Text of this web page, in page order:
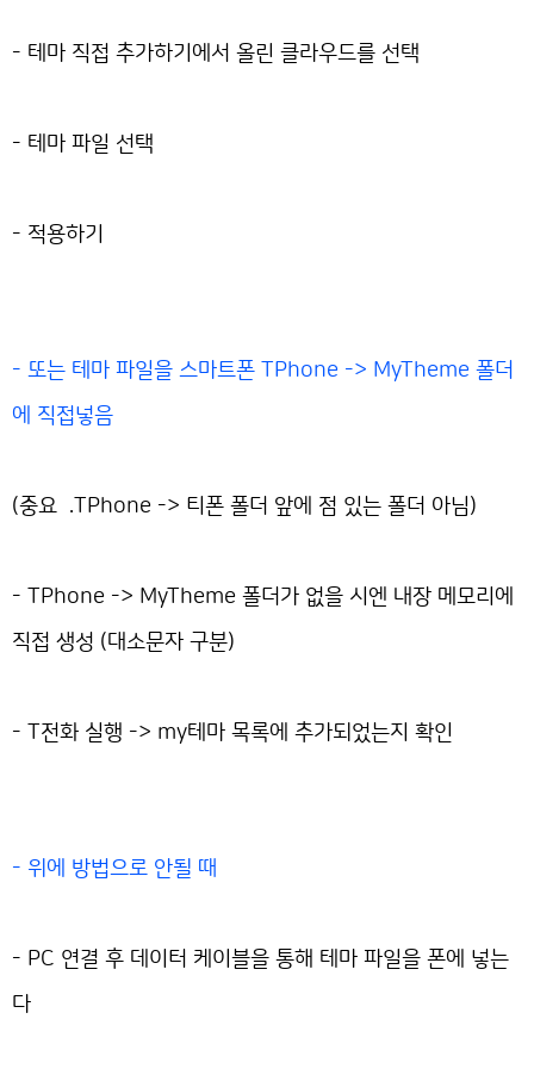
- 테마 직접 추가하기에서 올린 클라우드를 선택
- 테마 파일 선택
- 적용하기
- 또는 테마 파일을 스마트폰 TPhone -> MyTheme 폴더
에 직접넣음
(중요 .TPhone -> 티폰 폴더 앞에 점 있는 폴더 아님)
- TPhone -> MyTheme 폴더가 없을 시엔 내장 메모리에
직접 생성 (대소문자 구분)
- T전화 실행 -> my테마 목록에 추가되었는지 확인
- 위에 방법으로 안될 때
- PC 연결 후 데이터 케이블을 통해 테마 파일을 폰에 넣는
다